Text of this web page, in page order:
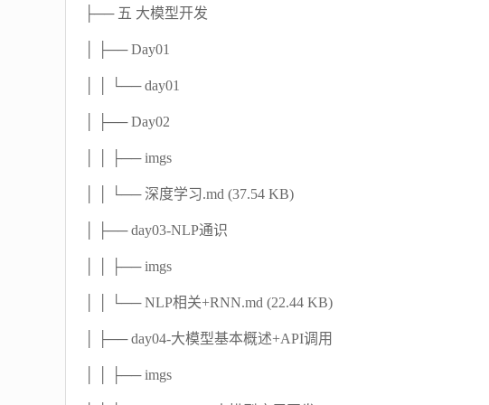
├── 五 大模型开发
│ ├── Day01
│ │ └── day01
│ ├── Day02
│ │ ├── imgs
│ │ └── 深度学习.md (37.54 KB)
│ ├── day03-NLP通识
│ │ ├── imgs
│ │ └── NLP相关+RNN.md (22.44 KB)
│ ├── day04-大模型基本概述+API调用
│ │ ├── imgs